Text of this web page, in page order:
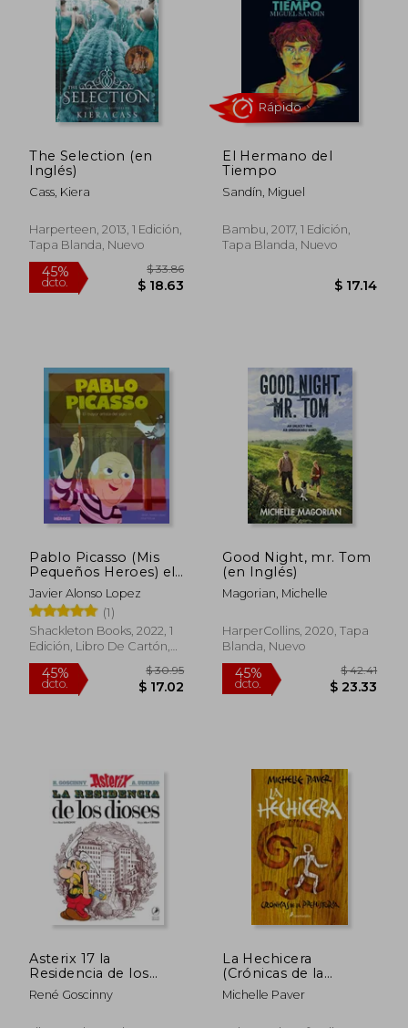
45%
dcto.
$ 39.93 45%
dcto.
40%
dcto. $ 29.78
40%
dcto.
The Selection (en
Inglés)
Cass, Kiera
Harperteen, 2013, 1 Edición,
Tapa Blanda, Nuevo
El Hermano del
Tiempo
Sandín, Miguel
Bambu, 2017, 1 Edición,
Tapa Blanda, Nuevo
Pablo Picasso (Mis
Pequeños Heroes) el
Mayor Artista del
Siglo xx
Javier Alonso Lopez
(1)
Shackleton Books, 2022, 1
Edición, Libro De Cartón,
Nuevo
Good Night, mr. Tom
(en Inglés)
Magorian, Michelle
HarperCollins, 2020, Tapa
Blanda, Nuevo
Asterix 17 la
Residencia de los
Dioses
René Goscinny
La Hechicera
(Crónicas de la
Prehistoria 4)
Michelle Paver